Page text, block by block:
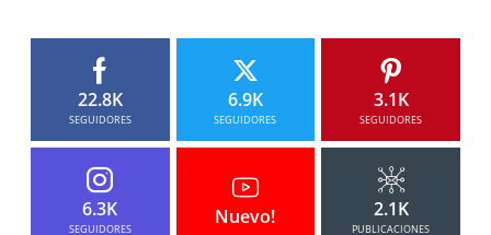
22.8K
SEGUIDORES
6.9K
SEGUIDORES
3.1K
SEGUIDORES
6.3K
SEGUIDORES
Nuevo! 2.1K
PUBLICACIONES